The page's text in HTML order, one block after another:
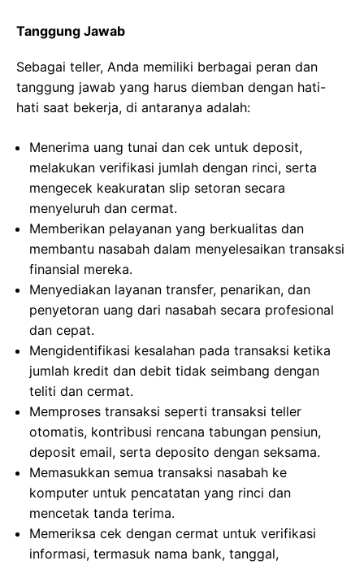
Tanggung Jawab
Sebagai teller, Anda memiliki berbagai peran dan
tanggung jawab yang harus diemban dengan hati-
hati saat bekerja, di antaranya adalah:
Menerima uang tunai dan cek untuk deposit,
melakukan verifikasi jumlah dengan rinci, serta
mengecek keakuratan slip setoran secara
menyeluruh dan cermat.
Memberikan pelayanan yang berkualitas dan
membantu nasabah dalam menyelesaikan transaksi
finansial mereka.
Menyediakan layanan transfer, penarikan, dan
penyetoran uang dari nasabah secara profesional
dan cepat.
Mengidentifikasi kesalahan pada transaksi ketika
jumlah kredit dan debit tidak seimbang dengan
teliti dan cermat.
Memproses transaksi seperti transaksi teller
otomatis, kontribusi rencana tabungan pensiun,
deposit email, serta deposito dengan seksama.
Memasukkan semua transaksi nasabah ke
komputer untuk pencatatan yang rinci dan
mencetak tanda terima.
Memeriksa cek dengan cermat untuk verifikasi
informasi, termasuk nama bank, tanggal,